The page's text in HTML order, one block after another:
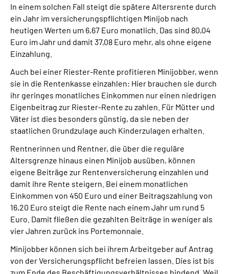
In einem solchen Fall steigt die spätere Altersrente durch
ein Jahr im versicherungspflichtigen Minijob nach
heutigen Werten um 6,67 Euro monatlich. Das sind 80,04
Euro im Jahr und damit 37,08 Euro mehr, als ohne eigene
Einzahlung.
Auch bei einer Riester-Rente profitieren Minijobber, wenn
sie in die Rentenkasse einzahlen: Hier brauchen sie durch
ihr geringes monatliches Einkommen nur einen niedrigen
Eigenbeitrag zur Riester-Rente zu zahlen. Für Mütter und
Väter ist dies besonders günstig, da sie neben der
staatlichen Grundzulage auch Kinderzulagen erhalten.
Rentnerinnen und Rentner, die über die reguläre
Altersgrenze hinaus einen Minijob ausüben, können
eigene Beiträge zur Rentenversicherung einzahlen und
damit ihre Rente steigern. Bei einem monatlichen
Einkommen von 450 Euro und einer Beitragszahlung von
16,20 Euro steigt die Rente nach einem Jahr um rund 5
Euro. Damit fließen die gezahlten Beiträge in weniger als
vier Jahren zurück ins Portemonnaie.
Minijobber können sich bei ihrem Arbeitgeber auf Antrag
von der Versicherungspflicht befreien lassen. Dies ist bis